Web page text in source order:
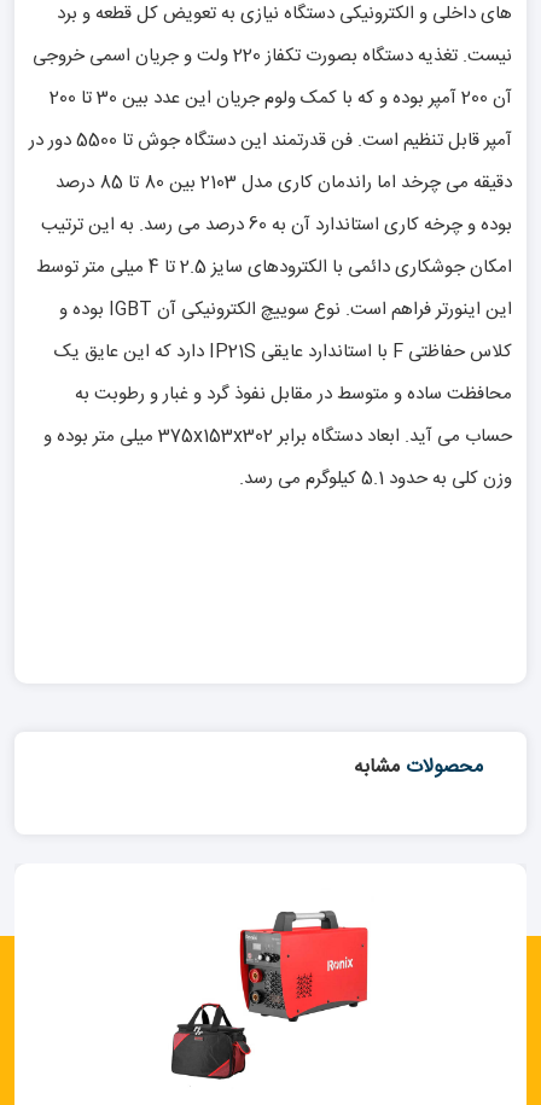
های داخلی و الکترونیکی دستگاه نیازی به تعویض کل قطعه و برد
نیست. تغذیه دستگاه بصورت تکفاز 220 ولت و جریان اسمی خروجی
آن 200 آمپر بوده و که با کمک ولوم جریان این عدد بین 30 تا 200
آمپر قابل تنظیم است. فن قدرتمند این دستگاه جوش تا 5500 دور در
دقیقه می چرخد اما راندمان کاری مدل 2103 بین 80 تا 85 درصد
بوده و چرخه کاری استاندارد آن به 60 درصد می رسد. به این ترتیب
امکان جوشکاری دائمی با الکترودهای سایز 2.5 تا 4 میلی متر توسط
این اینورتر فراهم است. نوع سوییچ الکترونیکی آن IGBT بوده و
کلاس حفاظتی F با استاندارد عایقی IP21S دارد که این عایق یک
محافظت ساده و متوسط در مقابل نفوذ گرد و غبار و رطوبت به
حساب می آید. ابعاد دستگاه برابر 375x153x302 میلی متر بوده و
وزن کلی به حدود 5.1 کیلوگرم می رسد.
محصولات مشابه